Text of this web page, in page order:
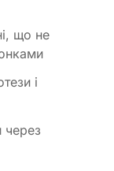
що не
і
через